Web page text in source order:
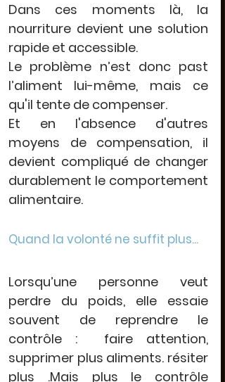
Dans ces moments là, la
nourriture devient une solution
rapide et accessible.
Le problème n’est donc past
l’aliment lui-même, mais ce
qu'il tente de compenser.
Et en l'absence d'autres
moyens de compensation, il
devient compliqué de changer
durablement le comportement
alimentaire.
Quand la volonté ne suffit plus...
Lorsqu’une personne veut
perdre du poids, elle essaie
souvent de reprendre le
contrôle :  faire attention,
supprimer plus aliments. résiter
plus .Mais plus le contrôle